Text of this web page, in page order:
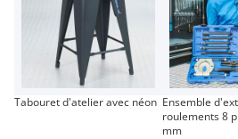
Tabouret d'atelier avec néon Ensemble
roulements 8
mm